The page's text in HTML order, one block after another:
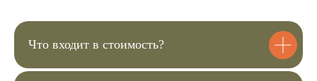
Что входит в стоимость?
Купить билет